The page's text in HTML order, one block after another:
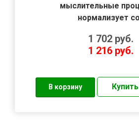
мыслительные
нормализует
1 702 руб.
1 216 руб.